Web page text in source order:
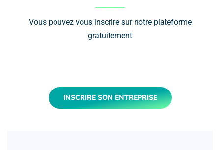
Vous pouvez vous inscrire sur notre plateforme
gratuitement
INSCRIRE SON ENTREPRISE